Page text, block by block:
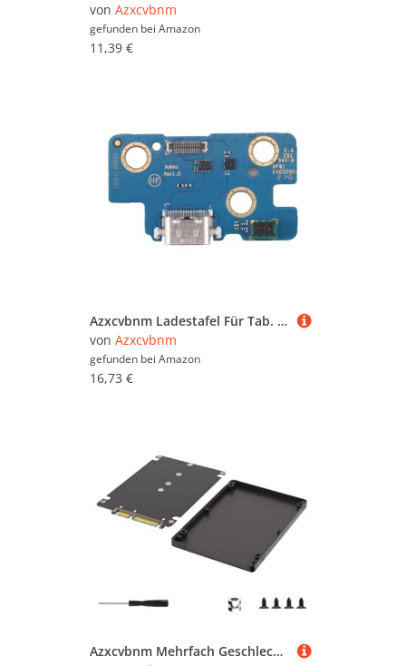
von Azxcvbnm
gefunden bei Amazon
11,39 €
Azxcvbnm Ladestafel Für Tab. 10.5 X200 X205 Flexible Verbindung Mit Tools Set
von Azxcvbnm
gefunden bei Amazon
16,73 €
Azxcvbnm Mehrfach Geschlechtsspezifischer SATA3.0 Expansionsadapter Mit Schwarzem Kunststoffgehäuse Für Enhanceds Konnektivität